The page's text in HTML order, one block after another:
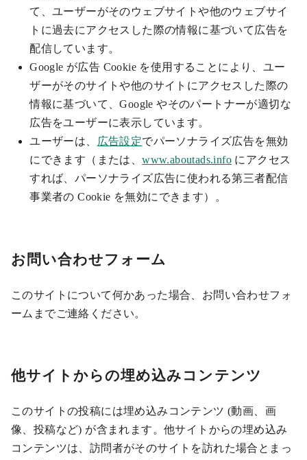
て、ユーザーがそのウェブサイトや他のウェブサイ
トに過去にアクセスした際の情報に基づいて広告を
配信しています。
Google が広告 Cookie を使用することにより、ユー
ザーがそのサイトや他のサイトにアクセスした際の
情報に基づいて、Google やそのパートナーが適切な
広告をユーザーに表示しています。
ユーザーは、
広告設定でパーソナライズ広告を無効
にできます（または、www.aboutads.info にアクセス
すれば、パーソナライズ広告に使われる第三者配信
事業者の Cookie を無効にできます）。
お問い合わせフォーム
このサイトについて何かあった場合、お問い合わせフォ
ームまでご連絡ください。
他サイトからの埋め込みコンテンツ
このサイトの投稿には埋め込みコンテンツ (動画、画
像、投稿など) が含まれます。他サイトからの埋め込み
コンテンツは、訪問者がそのサイトを訪れた場合とまっ